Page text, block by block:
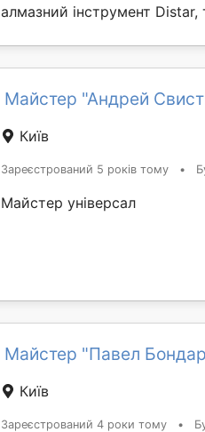
алмазний інструмент Distar,
Майстер "Андрей
Київ
Зареєстрований 5 років тому •
Майстер універсал
Майстер "Павел
Київ
Зареєстрований 4 роки тому •